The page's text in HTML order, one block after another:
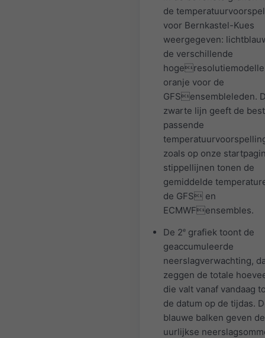
de
voor Bernkastel-Kues
weergegeven:
de verschillende
oranje voor de
GFSensembleleden.
zwarte lijn geeft de best
passende
zoals op onze
stippellijnen tonen de
gemiddelde
de GFS en
ECMWFensembles.
De 2e grafiek toont de
geaccumuleerde
neerslagverwachting,
zeggen de totale
die valt vanaf vandaag
de datum op de tijdas.
blauwe balken geven de
uurlijkse